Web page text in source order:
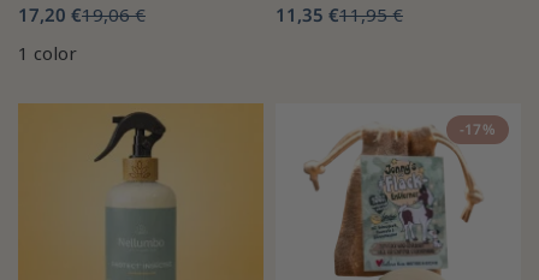
17,20 €19,06 €
1 color
11,35 €11,95 €
-17%